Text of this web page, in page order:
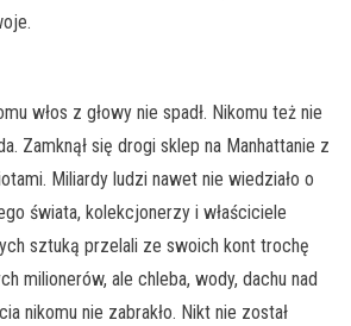
włos z głowy nie spadł. Nikomu też nie
Zamknął się drogi sklep na Manhattanie z
Miliardy ludzi nawet nie wiedziało o
świata, kolekcjonerzy i właściciele
sztuką przelali ze swoich kont trochę
milionerów, ale chleba, wody, dachu nad
nikomu nie zabrakło. Nikt nie został